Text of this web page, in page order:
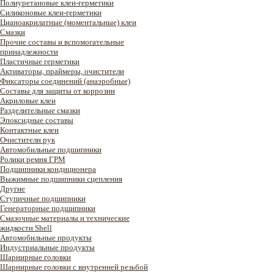
Полиуретановые клеи-герметики
Силиконовые клеи-герметики
Цианоакрилатные (моментальные) клеи
Смазки
Прочие составы и вспомогательные
принадлежности
Пластичные герметики
Активаторы, праймеры, очистители
Фиксаторы соединений (анаэробные)
Составы для защиты от коррозии
Акриловые клеи
Разделительные смазки
Эпоксидные составы
Контактные клеи
Очистители рук
Автомобильные подшипники
Ролики ремня ГРМ
Подшипники кондиционера
Выжимные подшипники сцепления
Другие
Ступичные подшипники
Генераторные подшипники
Смазочные материалы и технические
жидкости Shell
Автомобильные продукты
Индустриальные продукты
Шарнирные головки
Шарнирные головки с внутренней резьбой